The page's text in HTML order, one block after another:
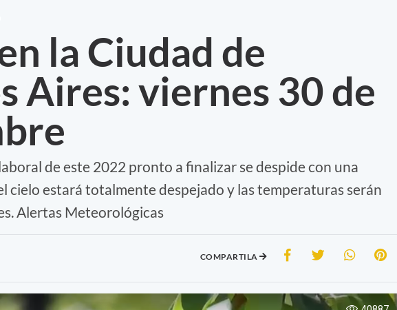
la Ciudad de
Aires: viernes 30 de
de este 2022 pronto a finalizar se despide con una
cielo estará totalmente despejado y las temperaturas serán
Alertas Meteorológicas
COMPARTILA